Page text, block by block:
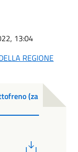
13:04
REGIONE
(za